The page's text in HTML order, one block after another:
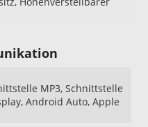
MP3, Schnittstelle
Android Auto, Apple